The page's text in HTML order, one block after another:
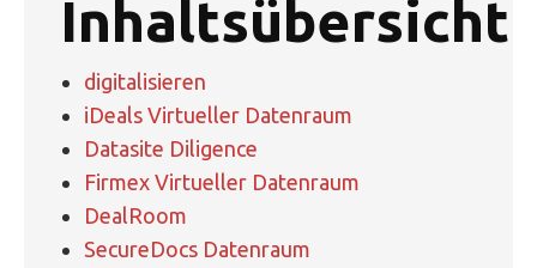
Inhaltsübersicht
digitalisieren
iDeals Virtueller Datenraum
Datasite Diligence
Firmex Virtueller Datenraum
DealRoom
SecureDocs Datenraum